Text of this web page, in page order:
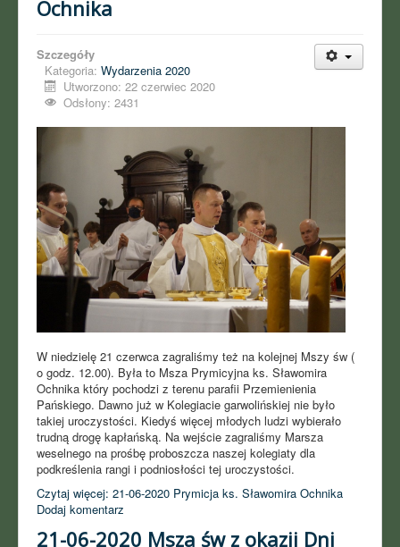
Ochnika
Szczegóły
Kategoria: Wydarzenia 2020
Utworzono: 22 czerwiec 2020
Odsłony: 2431
W niedzielę 21 czerwca zagraliśmy też na kolejnej Mszy św (
o godz. 12.00). Była to Msza Prymicyjna ks. Sławomira
Ochnika który pochodzi z terenu parafii Przemienienia
Pańskiego. Dawno już w Kolegiacie garwolińskiej nie było
takiej uroczystości. Kiedyś więcej młodych ludzi wybierało
trudną drogę kapłańską. Na wejście zagraliśmy Marsza
weselnego na prośbę proboszcza naszej kolegiaty dla
podkreślenia rangi i podniosłości tej uroczystości.
Czytaj więcej: 21-06-2020 Prymicja ks. Sławomira Ochnika
Dodaj komentarz
21-06-2020 Msza św z okazji Dni